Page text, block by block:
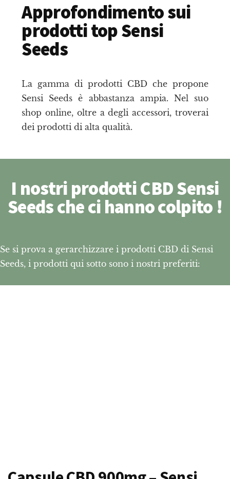
Approfondimento sui
prodotti top Sensi
Seeds
La gamma di prodotti CBD che propone
Sensi Seeds è abbastanza ampia. Nel suo
shop online, oltre a degli accessori, troverai
dei prodotti di alta qualità.
I nostri prodotti CBD Sensi
Seeds che ci hanno colpito !
Se si prova a gerarchizzare i prodotti CBD di Sensi
Seeds, i prodotti qui sotto sono i nostri preferiti: